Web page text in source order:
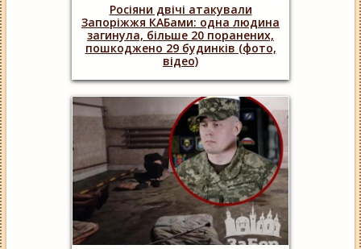
Росіяни двічі атакували
Запоріжжя КАБами: одна людина
загинула, більше 20 поранених,
пошкоджено 29 будинків (фото,
відео)